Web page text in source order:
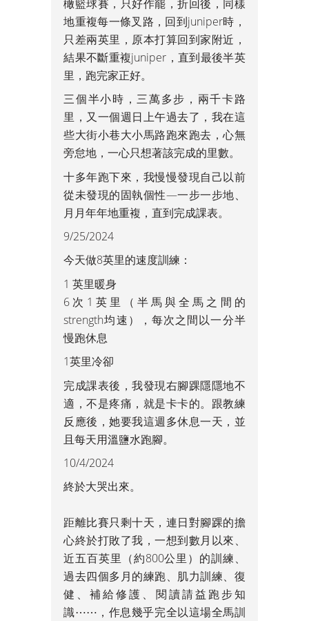
橄籃球賽，只好作罷，折回後，同樣
地重複每一條叉路，回到juniper時，
只差兩英里，原本打算回到家附近，
結果不斷重複juniper，直到最後半英
里，跑完家正好。
三個半小時，三萬多步，兩千卡路
里，又一個週日上午過去了，我在這
些大街小巷大小馬路跑來跑去，心無
旁怠地，一心只想著該完成的里數。
十多年跑下來，我慢慢發現自己以前
從未發現的固執個性—一步一步地、
月月年年地重複，直到完成課表。
9/25/2024
今天做8英里的速度訓練：
1 英里暖身
6次1英里（半馬與全馬之間的
strength均速），每次之間以一分半
慢跑休息
1英里冷卻
完成課表後，我發現右腳踝隱隱地不
適，不是疼痛，就是卡卡的。跟教練
反應後，她要我這週多休息一天，並
且每天用溫鹽水跑腳。
10/4/2024
終於大哭出來。
距離比賽只剩十天，連日對腳踝的擔
心終於打敗了我，一想到數月以來、
近五百英里（約800公里）的訓練、
過去四個多月的練跑、肌力訓練、復
健、補給修護、閱讀請益跑步知
識⋯⋯，作息幾乎完全以這場全馬訓